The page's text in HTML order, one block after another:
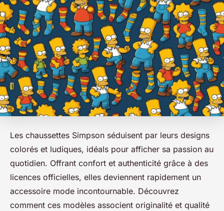
Les chaussettes Simpson séduisent par leurs designs
colorés et ludiques, idéals pour afficher sa passion au
quotidien. Offrant confort et authenticité grâce à des
licences officielles, elles deviennent rapidement un
accessoire mode incontournable. Découvrez
comment ces modèles associent originalité et qualité